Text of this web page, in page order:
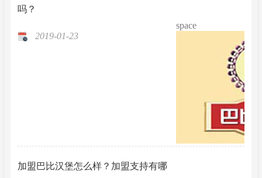
吗？
2019-01-23
space
加盟巴比汉堡怎么样？加盟支持有哪